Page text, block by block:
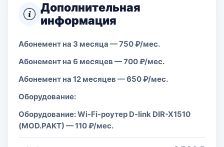
Дополнительная
информация
Абонемент на 3 месяца — 750 ₽/мес.
Абонемент на 6 месяцев — 700 ₽/мес.
Абонемент на 12 месяцев — 650 ₽/мес.
Оборудование:
Оборудование: Wi-Fi-роутер D-link DIR-X1510
(MOD.PAKT) — 110 ₽/мес.